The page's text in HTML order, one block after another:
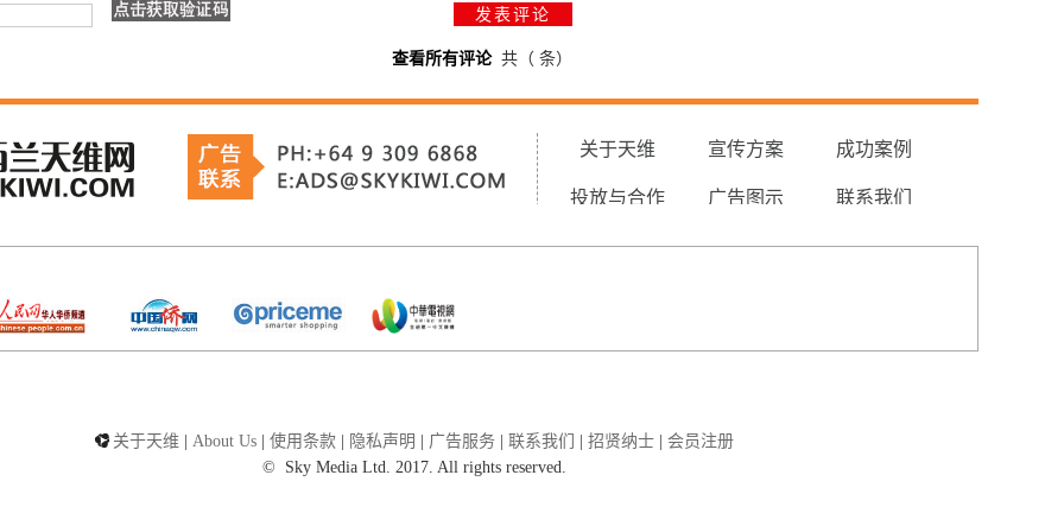
查看所有评论共（ 条）
关于天维 宣传方案 成功案例
投放与合作 广告图示 联系我们
关于天维 | About Us | 使用条款 | 隐私声明 | 广告服务 | 联系我们 | 招贤纳士 | 会员注册
©
Sky Media Ltd. 2017. All rights reserved.